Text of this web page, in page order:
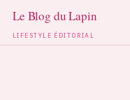
LIFESTYLE ÉDITORIAL